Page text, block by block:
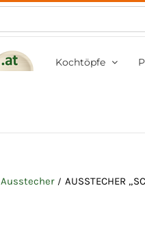
Kochtöpfe
Ausstecher AUSSTECHER